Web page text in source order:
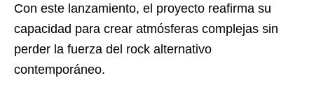
Con este lanzamiento, el proyecto reafirma su
capacidad para crear atmósferas complejas sin
perder la fuerza del rock alternativo
contemporáneo.